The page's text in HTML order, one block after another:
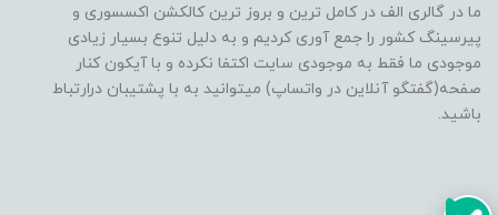
ما در گالری الف در کامل ترین و بروز ترین کالکشن اکسسوری و
پیرسینگ کشور را جمع آوری کردیم و به دلیل تنوع بسیار زیادی
موجودی ما فقط به موجودی سایت اکتفا نکرده و با آیکون کنار
صفحه(گفتگو آنلاین در واتساپ) میتوانید به با پشتیبان درارتباط
باشید.